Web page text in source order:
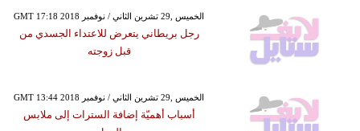
GMT 17:18 2018 الخميس ,29 تشرين الثاني / نوفمبر
رجل بريطاني يتعرض للاعتداء الجسدي من
قبل زوجته
GMT 13:44 2018 الخميس ,29 تشرين الثاني / نوفمبر
أسباب أهميّة إضافة السترات إلى ملابس